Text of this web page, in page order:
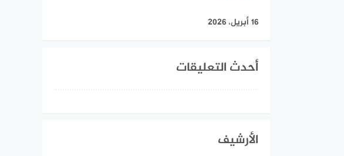
16 أبريل، 2026
أحدث التعليقات
الأرشيف